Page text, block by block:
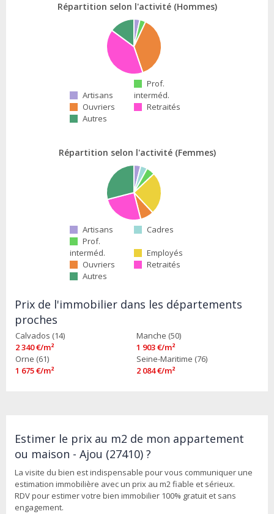
Répartition selon l'activité (Hommes)
Artisans
Prof.
interméd.
Ouvriers
Retraités
Autres
Répartition selon l'activité (Femmes)
Artisans
Cadres
Prof.
interméd.
Employés
Ouvriers
Retraités
Autres
Prix de l'immobilier dans les départements
proches
Calvados (14)
2 340 €/m²
Manche (50)
1 903 €/m²
Orne (61)
1 675 €/m²
Seine-Maritime (76)
2 084 €/m²
Estimer le prix au m2 de mon appartement
ou maison - Ajou (27410) ?
La visite du bien est indispensable pour vous communiquer une
estimation immobilière avec un prix au m2 fiable et sérieux.
RDV pour estimer votre bien immobilier 100% gratuit et sans
engagement.